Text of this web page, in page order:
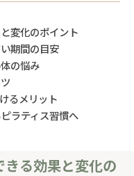
変化のポイント
期間の目安
の悩み
るメリット
ラティス習慣へ
る効果と変化の